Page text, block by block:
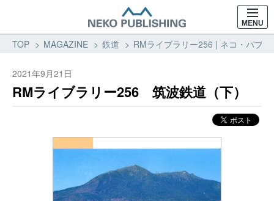
MENU
TOP MAGAZINE 鉄道 RMライブラリー256 | ネコ・パブ
2021年9月21日
RMライブラリー256 筑波鉄道（下）